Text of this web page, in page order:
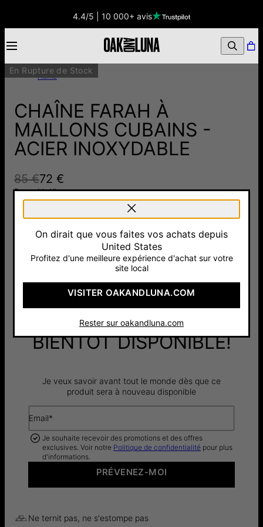
4.4/5 | 10 000+ avis
En Rupture de Stock
Home
CHAÎNE FARAH À
MAILLONS CUBAINS -
ACIER INOXYDABLE
85 €72 €
Pay with Klarna
72 €
TOTAL: 72 €
BIENTÔT DISPONIBLE!
Je veux savoir avant tout le monde dès que ce
produit sera à nouveau disponible
Email*
Je souhaite recevoir des promotions et des offres
exclusives. Voir notre Politique de confidentialité pour plus
d'informations.
PRÉVENEZ-MOI
Ne ternit pas, ne s'estompe pas
On dirait que vous faites vos achats depuis
United States
Profitez d'une meilleure expérience d'achat sur votre
site local
VISITER OAKANDLUNA.COM
Rester sur oakandluna.com